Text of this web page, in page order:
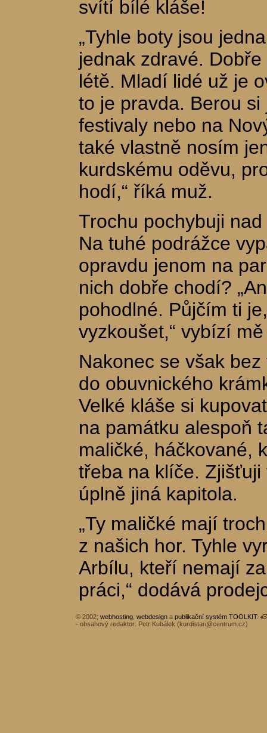
svítí bílé kláše!
„Tyhle boty jsou
jednak zdravé.
létě. Mladí lidé už je
to je pravda. Berou
festivaly nebo na
také vlastně nosím
kurdskému oděvu,
hodí,“ říká muž.
Trochu pochybuji
Na tuhé podrážce
opravdu jenom na
nich dobře chodí?
pohodlné. Půjčím ti
vyzkoušet,“ vybízí
Nakonec se však
do obuvnického
Velké kláše si
na památku alespoň
maličké, háčkované,
třeba na klíče. Zjišťuji
úplně jiná kapitola.
„Ty maličké mají
z našich hor. Tyhle
Arbílu, kteří nemají
práci,“ dodává
© 2002; webhosting webdesign a publikační systém TOOLKIT:
- obsahový redaktor: Petr Kubálek (kurdistan@centrum.cz)